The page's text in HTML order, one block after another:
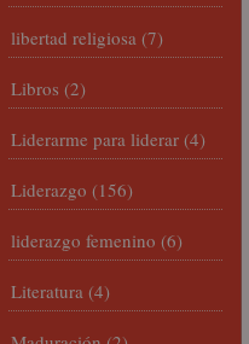
libertad religiosa (7)
Libros (2)
Liderarme para liderar (4)
Liderazgo (156)
liderazgo femenino (6)
Literatura (4)